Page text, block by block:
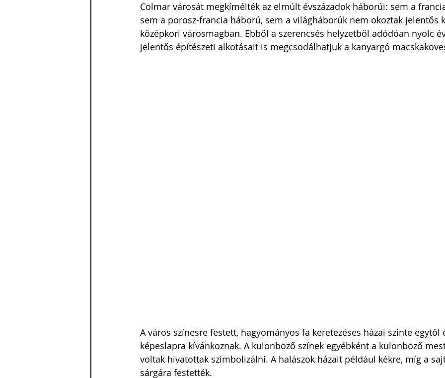
Colmar városát megkímélték az elmúlt évszázadok háborúi: sem a
sem a porosz-francia háború, sem a világháborúk nem okoztak jelentős
középkori városmagban. Ebből a szerencsés helyzetből adódóan nyolc
jelentős építészeti alkotásait is megcsodálhatjuk a kanyargó
A város színesre festett, hagyományos fa keretezéses házai szinte egytől
képeslapra kívánkoznak. A különböző színek egyébként a különböző
voltak hivatottak szimbolizálni. A halászok házait például kékre, míg a
sárgára festették.